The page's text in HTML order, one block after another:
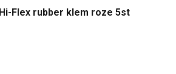
Flex rubber klem roze 5st